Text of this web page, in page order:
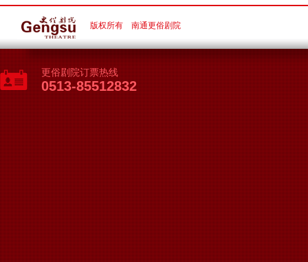
版权所有 南通更俗剧院
更俗剧院订票热线
0513-85512832